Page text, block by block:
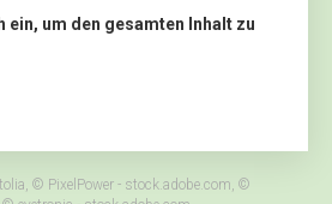
ein, um den gesamten Inhalt zu
© PixelPower - stock.adobe.com, ©